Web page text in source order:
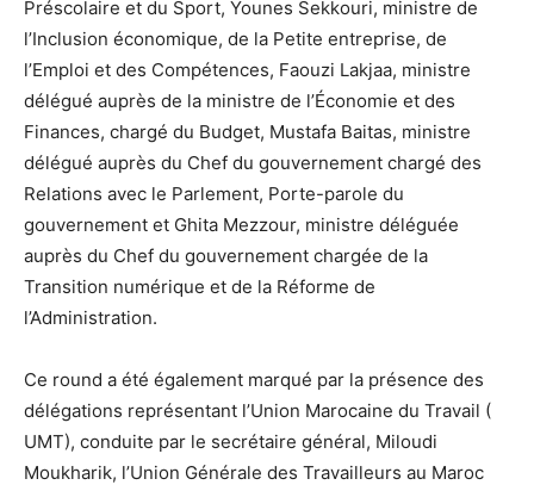
Préscolaire et du Sport, Younes Sekkouri, ministre de
l’Inclusion économique, de la Petite entreprise, de
l’Emploi et des Compétences, Faouzi Lakjaa, ministre
délégué auprès de la ministre de l’Économie et des
Finances, chargé du Budget, Mustafa Baitas, ministre
délégué auprès du Chef du gouvernement chargé des
Relations avec le Parlement, Porte-parole du
gouvernement et Ghita Mezzour, ministre déléguée
auprès du Chef du gouvernement chargée de la
Transition numérique et de la Réforme de
l’Administration.
Ce round a été également marqué par la présence des
délégations représentant l’Union Marocaine du Travail (
UMT), conduite par le secrétaire général, Miloudi
Moukharik, l’Union Générale des Travailleurs au Maroc